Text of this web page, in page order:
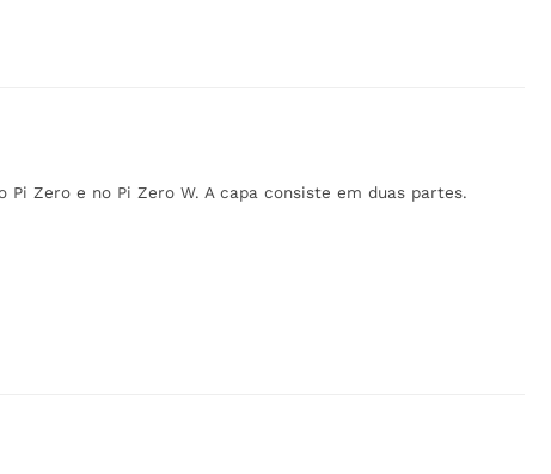
Zero e no Pi Zero W. A capa consiste em duas partes.